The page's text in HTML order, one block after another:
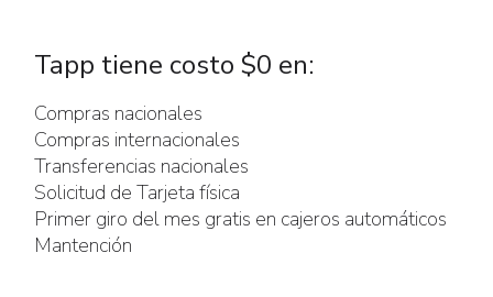
Tapp tiene costo $0 en:
Compras nacionales
Compras internacionales
Transferencias nacionales
Solicitud de Tarjeta física
Primer giro del mes gratis en cajeros automáticos
Mantención